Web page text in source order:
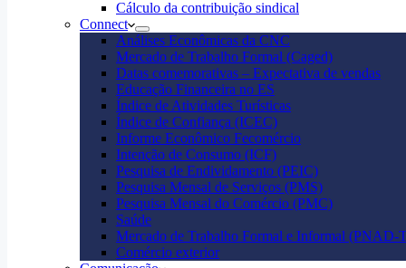
Cálculo da contribuição sindical
Connect
Análises Econômicas da CNC
Mercado de Trabalho Formal (Caged)
Datas comemorativas – Expectativa de vendas
Educação Financeira no ES
Índice de Atividades Turísticas
Índice de Confiança (ICEC)
Informe Econômico Fecomércio
Intenção de Consumo (ICF)
Pesquisa de Endividamento (PEIC)
Pesquisa Mensal de Serviços (PMS)
Pesquisa Mensal do Comércio (PMC)
Saúde
Mercado de Trabalho Formal e Informal (PNAD-
Comércio exterior